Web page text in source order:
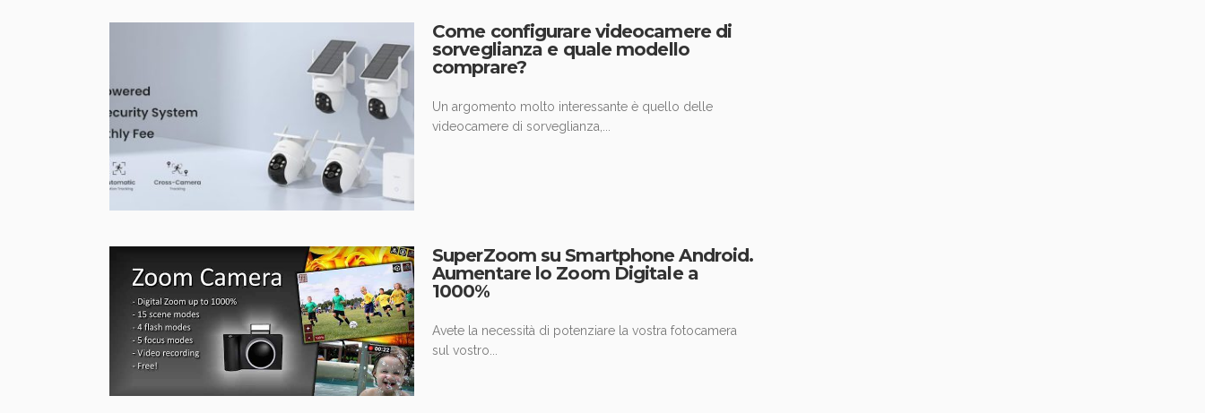
Come configurare videocamere di
sorveglianza e quale modello
comprare?
Un argomento molto interessante è quello delle
videocamere di sorveglianza,...
SuperZoom su Smartphone Android.
Aumentare lo Zoom Digitale a
1000%
Avete la necessità di potenziare la vostra fotocamera
sul vostro...